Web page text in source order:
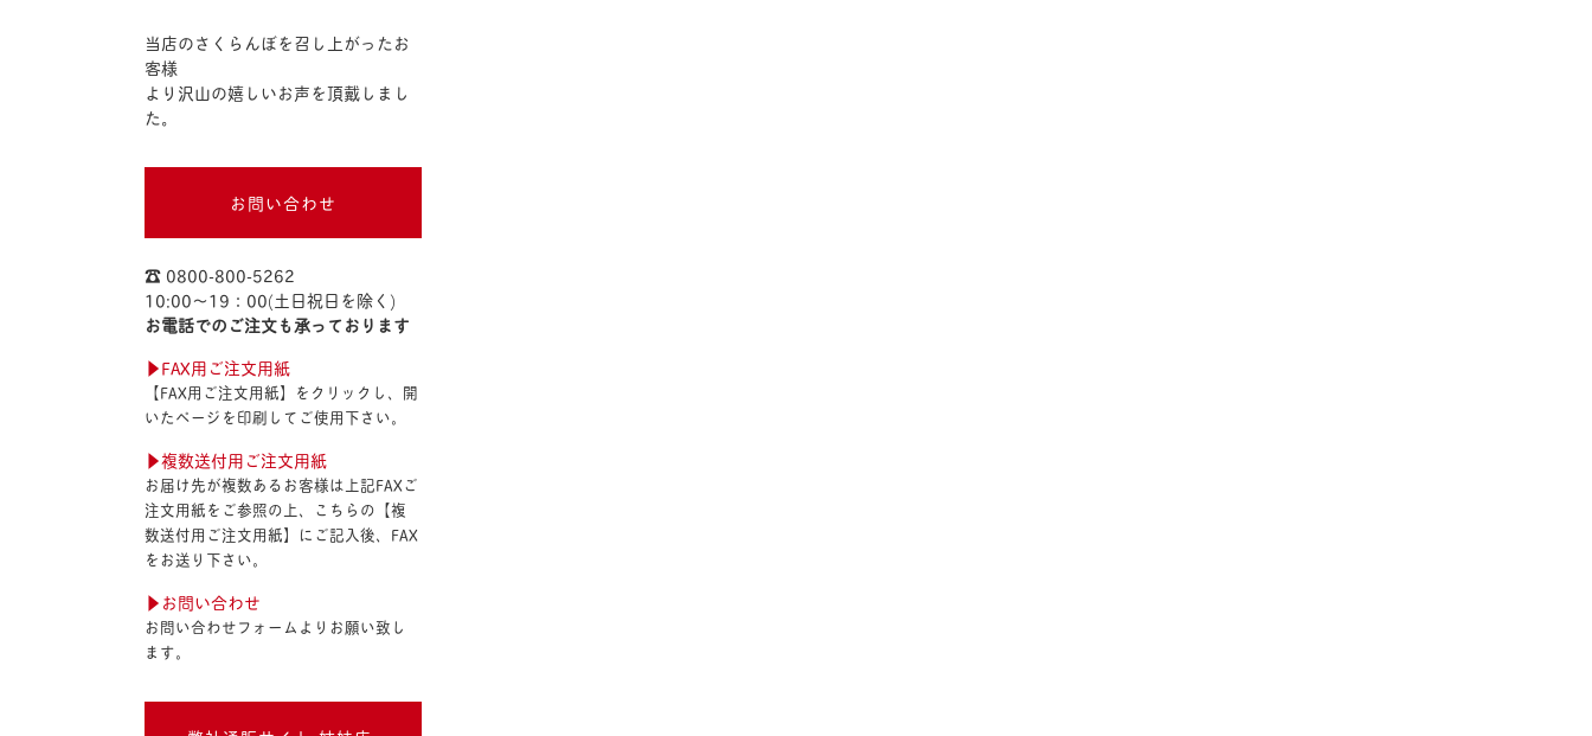
当店のさくらんぼを召し上がったお
客様
より沢山の嬉しいお声を頂戴しまし
た。
お問い合わせ
☎︎ 0800-800-5262
10:00〜19：00(土日祝日を除く)
お電話でのご注文も承っております
▶︎FAX用ご注文用紙
【FAX用ご注文用紙】をクリックし、開
いたページを印刷してご使用下さい。
▶︎複数送付用ご注文用紙
お届け先が複数あるお客様は上記FAXご
注文用紙をご参照の上、こちらの【複
数送付用ご注文用紙】にご記入後、FAX
をお送り下さい。
▶︎お問い合わせ
お問い合わせフォームよりお願い致し
ます。